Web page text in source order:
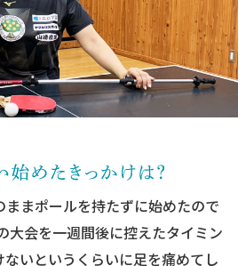
まポールを持たずに始めたので
大会を一週間後に控えたタイミン
いというくらいに足を痛めてし